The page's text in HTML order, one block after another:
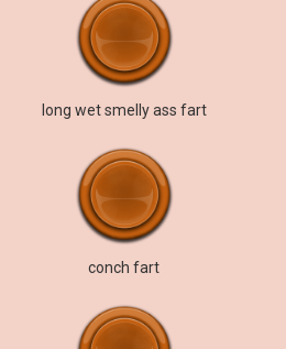
long wet smelly ass fart
conch fart